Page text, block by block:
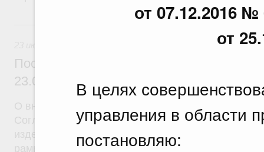
от 07.12.2016
от
В целях
управления в области
постановляю:
Постановление Правительства
23.07.2026 г. № 927
О внесении на ратификацию Протокола о
Соглашение о единых принципах и правилах
изделий (изделий медицинского назначения и
рамках Евразийского экономического союза от